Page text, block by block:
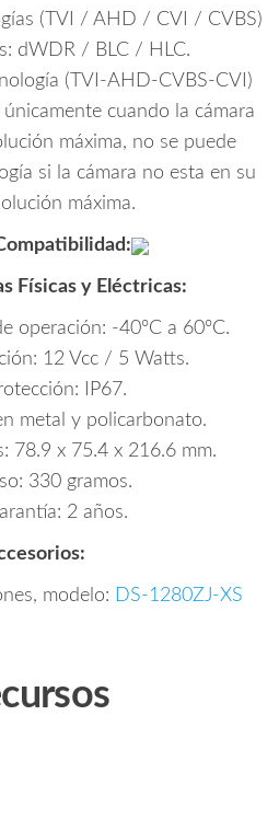
(TVI / AHD / CVI / CVBS)
dWDR / BLC / HLC.
(TVI-AHD-CVBS-CVI)
cuando la cámara
máxima, no se puede
si la cámara no esta en su
máxima.
Físicas y Eléctricas:
operación: -40ºC a 60ºC.
12 Vcc / 5 Watts.
IP67.
metal y policarbonato.
78.9 x 75.4 x 216.6 mm.
330 gramos.
2 años.
modelo: DS-1280ZJ-XS